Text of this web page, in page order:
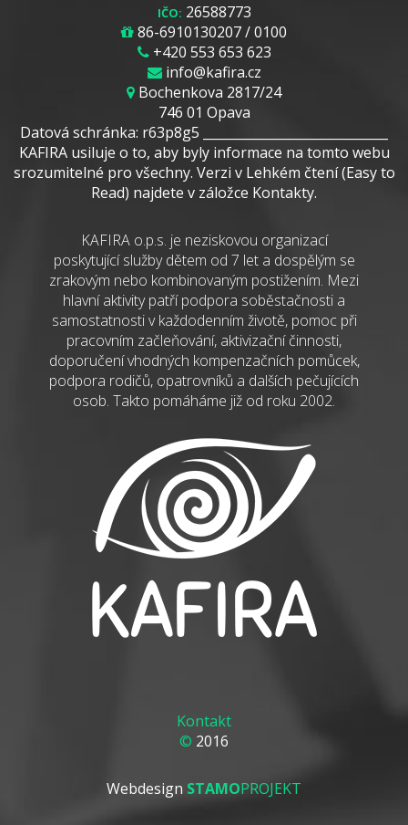
IČO: 26588773
86-6910130207 / 0100
+420 553 653 623
info@kafira.cz
Bochenkova 2817/24
746 01 Opava
Datová schránka: r63p8g5 _____________________________
KAFIRA usiluje o to, aby byly informace na tomto webu
srozumitelné pro všechny. Verzi v Lehkém čtení (Easy to
Read) najdete v záložce Kontakty.
KAFIRA o.p.s. je neziskovou organizací
poskytující služby dětem od 7 let a dospělým se
zrakovým nebo kombinovaným postižením. Mezi
hlavní aktivity patří podpora soběstačnosti a
samostatnosti v každodenním životě, pomoc při
pracovním začleňování, aktivizační činnosti,
doporučení vhodných kompenzačních pomůcek,
podpora rodičů, opatrovníků a dalších pečujících
osob. Takto pomáháme již od roku 2002.
Kontakt
© 2016
Webdesign STAMOPROJEKT